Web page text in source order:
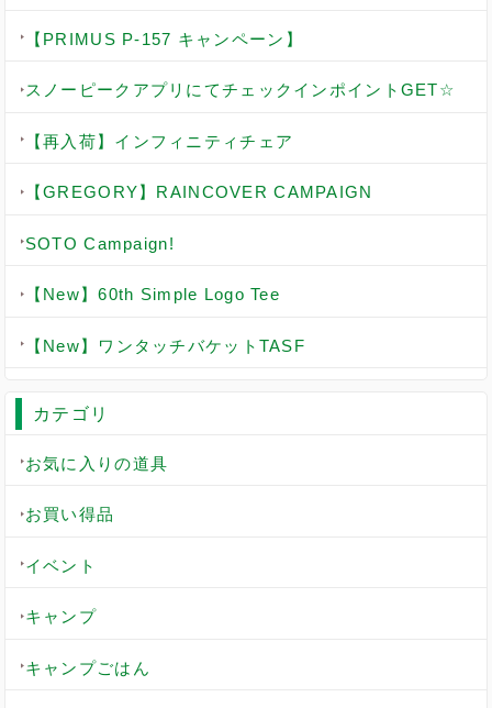
【PRIMUS P-157 キャンペーン】
スノーピークアプリにてチェックインポイントGET☆
【再入荷】インフィニティチェア
【GREGORY】RAINCOVER CAMPAIGN
SOTO Campaign!
【New】60th Simple Logo Tee
【New】ワンタッチバケットTASF
カテゴリ
お気に入りの道具
お買い得品
イベント
キャンプ
キャンプごはん